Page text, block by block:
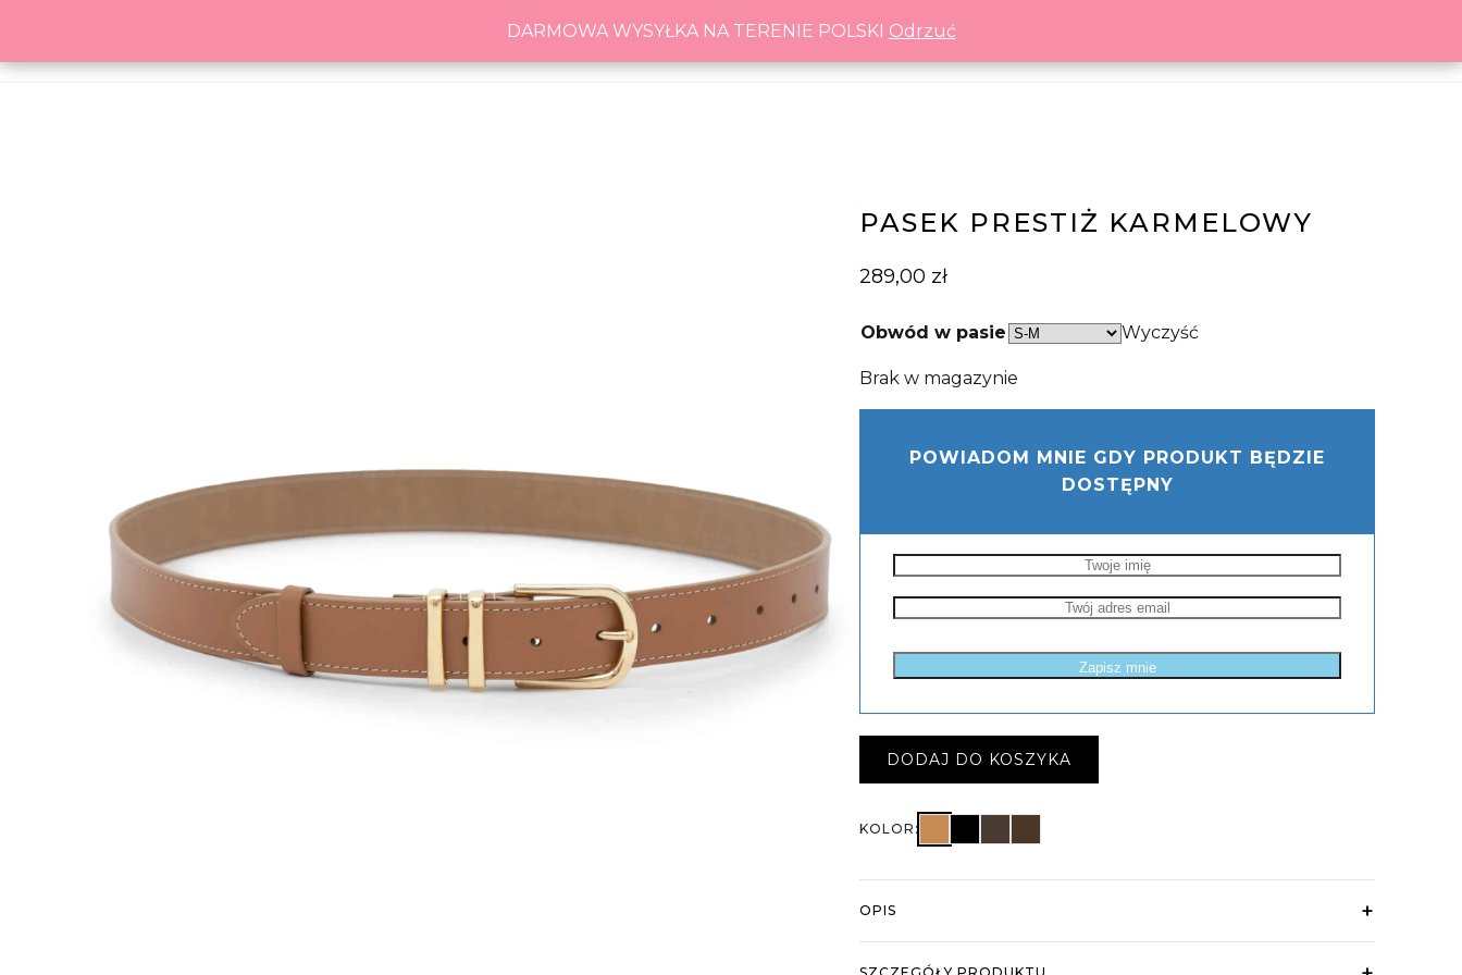
DARMOWA WYSYŁKA NA TERENIE POLSKI Odrzuć
DARMOWA WYSYŁKA NA TERENIE POLSKI Odrzuć
PASEK PRESTIŻ KARMELOWY
289,00 zł
Obwód w pasie Wyczyść
Brak w magazynie
POWIADOM MNIE GDY PRODUKT BĘDZIE
DOSTĘPNY
DODAJ DO KOSZYKA
KOLOR:
OPIS